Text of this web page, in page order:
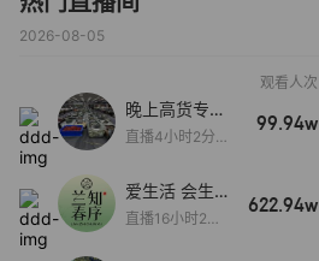
2026-08-05
观看人次
晚上高货专场
大放漏
直播4小时2分5
99.94w
爱生活 会生
活
直播16小时24
622.94w